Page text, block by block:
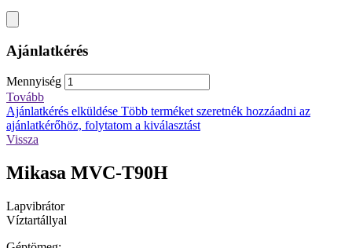
Ajánlatkérés
Mennyiség
Tovább
Ajánlatkérés elküldése Több terméket szeretnék hozzáadni az
ajánlatkérőhöz, folytatom a kiválasztást
Vissza
Mikasa MVC-T90H
Lapvibrátor
Víztartállyal